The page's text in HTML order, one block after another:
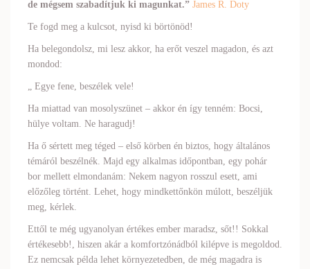
de mégsem szabadítjuk ki magunkat.” James R. Doty
Te fogd meg a kulcsot, nyisd ki börtönöd!
Ha belegondolsz, mi lesz akkor, ha erőt veszel magadon, és azt
mondod:
„ Egye fene, beszélek vele!
Ha miattad van mosolyszünet – akkor én így tenném: Bocsi,
hülye voltam. Ne haragudj!
Ha ő sértett meg téged – első körben én biztos, hogy általános
témáról beszélnék. Majd egy alkalmas időpontban, egy pohár
bor mellett elmondanám: Nekem nagyon rosszul esett, ami
előzőleg történt. Lehet, hogy mindkettőnkön múlott, beszéljük
meg, kérlek.
Ettől te még ugyanolyan értékes ember maradsz, sőt!! Sokkal
értékesebb!, hiszen akár a komfortzónádból kilépve is megoldod.
Ez nemcsak példa lehet környezetedben, de még magadra is